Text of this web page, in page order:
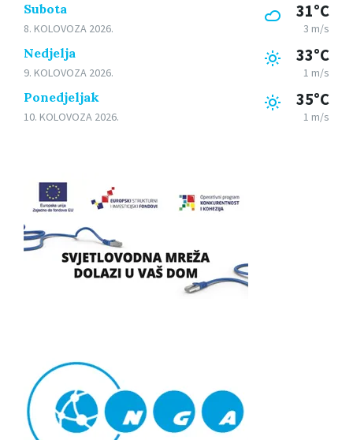
Subota
8. KOLOVOZA 2026.
31°C
3 m/s
Nedjelja
9. KOLOVOZA 2026.
33°C
1 m/s
Ponedjeljak
10. KOLOVOZA 2026.
35°C
1 m/s